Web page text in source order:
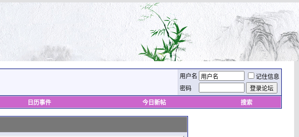
用户名
记住信息
密码
日历事件 今日新帖 搜索